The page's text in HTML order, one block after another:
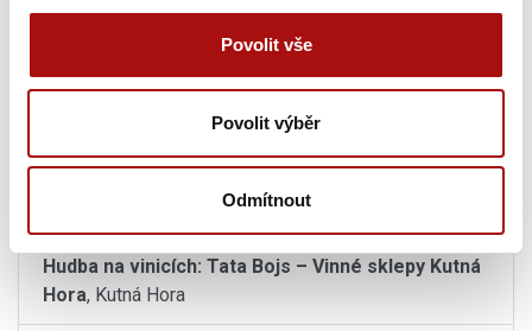
Povolit vše
Povolit výběr
Odmítnout
Sunset degustace na Rajské, Znojmo
Pátek, 21. 08. 2026
21. 08. 2026
21. 08. 2026
Hudba na vinicích: Tata Bojs – Vinné sklepy Kutná
Hora, Kutná Hora